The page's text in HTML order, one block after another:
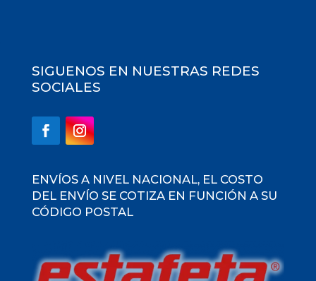
SIGUENOS EN NUESTRAS REDES
SOCIALES
ENVÍOS A NIVEL NACIONAL, EL COSTO
DEL ENVÍO SE COTIZA EN FUNCIÓN A SU
CÓDIGO POSTAL